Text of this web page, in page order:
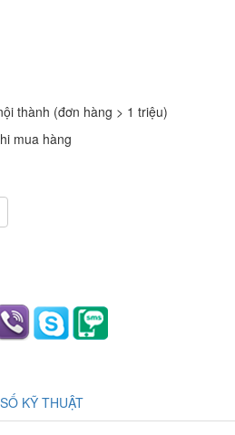
thành (đơn hàng > 1 triệu)
mua hàng
KỸ THUẬT